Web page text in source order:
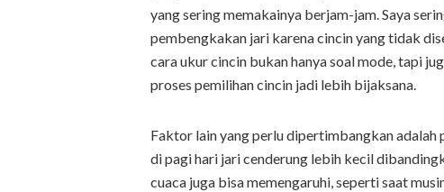
yang sering memakainya berjam-jam. Saya
pembengkakan jari karena cincin yang tidak
cara ukur cincin bukan hanya soal mode, tapi
proses pemilihan cincin jadi lebih bijaksana.
Faktor lain yang perlu dipertimbangkan adalah
di pagi hari jari cenderung lebih kecil
cuaca juga bisa memengaruhi, seperti saat